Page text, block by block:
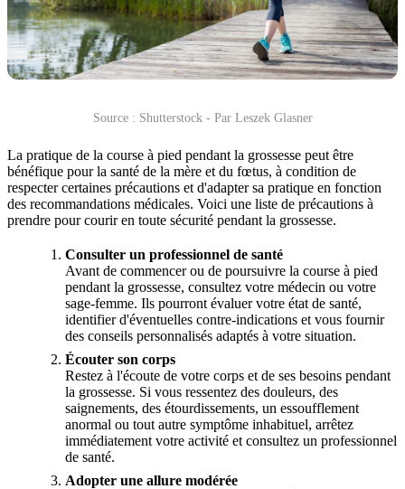
Source : Shutterstock - Par Leszek Glasner
La pratique de la course à pied pendant la grossesse peut être
bénéfique pour la santé de la mère et du fœtus, à condition de
respecter certaines précautions et d'adapter sa pratique en fonction
des recommandations médicales. Voici une liste de précautions à
prendre pour courir en toute sécurité pendant la grossesse.
Consulter un professionnel de santé
Avant de commencer ou de poursuivre la course à pied
pendant la grossesse, consultez votre médecin ou votre
sage-femme. Ils pourront évaluer votre état de santé,
identifier d'éventuelles contre-indications et vous fournir
des conseils personnalisés adaptés à votre situation.
Écouter son corps
Restez à l'écoute de votre corps et de ses besoins pendant
la grossesse. Si vous ressentez des douleurs, des
saignements, des étourdissements, un essoufflement
anormal ou tout autre symptôme inhabituel, arrêtez
immédiatement votre activité et consultez un professionnel
de santé.
Adopter une allure modérée